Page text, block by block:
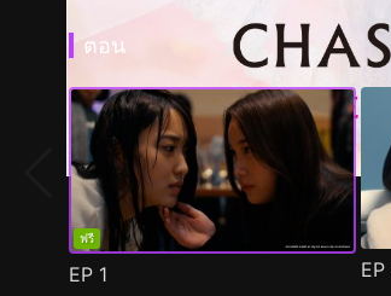
ตอน
ฟรี
EP 1 EP